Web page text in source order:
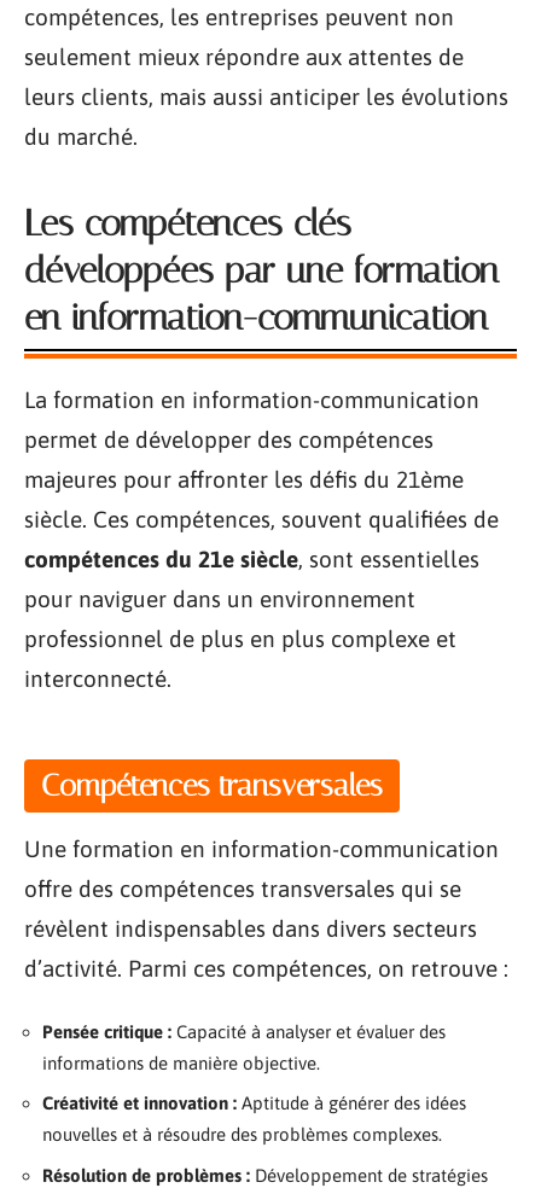
compétences, les entreprises peuvent non
seulement mieux répondre aux attentes de
leurs clients, mais aussi anticiper les évolutions
du marché.
Les compétences clés
développées par une formation
en information-communication
La formation en information-communication
permet de développer des compétences
majeures pour affronter les défis du 21ème
siècle. Ces compétences, souvent qualifiées de
compétences du 21e siècle, sont essentielles
pour naviguer dans un environnement
professionnel de plus en plus complexe et
interconnecté.
Compétences transversales
Une formation en information-communication
offre des compétences transversales qui se
révèlent indispensables dans divers secteurs
d’activité. Parmi ces compétences, on retrouve :
Pensée critique : Capacité à analyser et évaluer des
informations de manière objective.
Créativité et innovation : Aptitude à générer des idées
nouvelles et à résoudre des problèmes complexes.
Résolution de problèmes : Développement de stratégies